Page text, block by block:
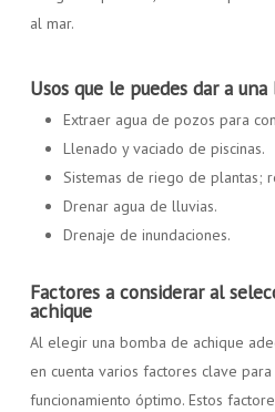
al mar.
Usos que le puedes dar a
Extraer agua de pozos para
Llenado y vaciado de piscinas.
Sistemas de riego de plantas;
Drenar agua de lluvias.
Drenaje de inundaciones.
Factores a considerar al
achique
Al elegir una bomba de achique
en cuenta varios factores clave
funcionamiento óptimo. Estos